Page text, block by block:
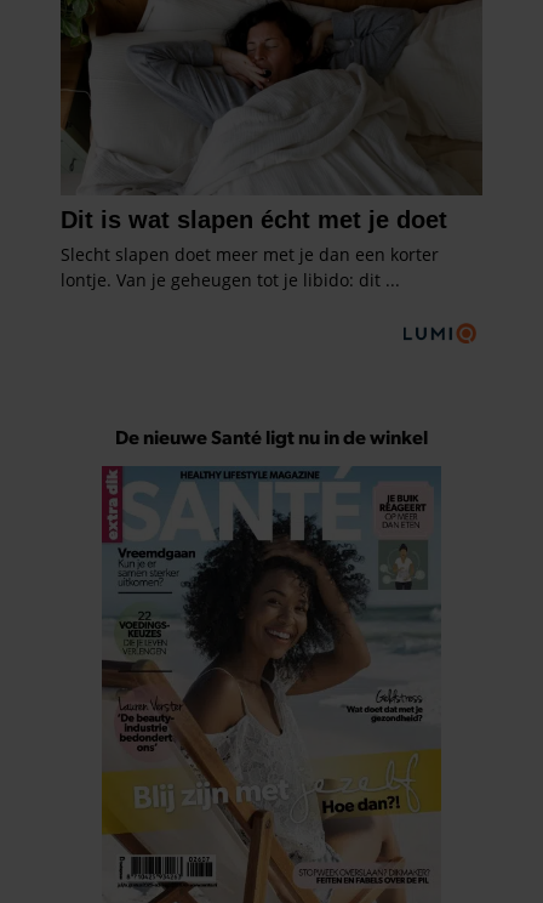
De nieuwe Santé ligt nu in de winkel